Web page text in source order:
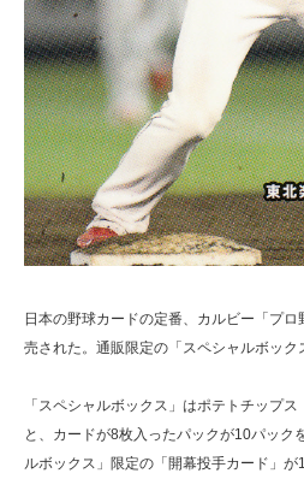
日本の野球カードの定番、カルビー「プ
売された。通販限定の「スペシャルボック
「スペシャルボックス」はポテトチップ
と、カードが8枚入ったパックが10パック
ルボックス」限定の「開幕投手カード」が